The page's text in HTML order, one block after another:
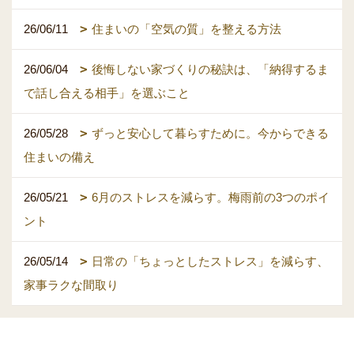
26/06/11 住まいの「空気の質」を整える方法
26/06/04
後悔しない家づくりの秘訣は、「納得するま
で話し合える相手」を選ぶこと
26/05/28
ずっと安心して暮らすために。今からできる
住まいの備え
26/05/21
6月のストレスを減らす。梅雨前の3つのポイ
ント
26/05/14
日常の「ちょっとしたストレス」を減らす、
家事ラクな間取り